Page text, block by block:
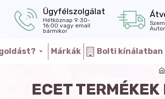
Ügyfélszolgálat
Hétköznap 9:30-
16:00 vagy email
bármikor
Márkák Bolti kínálatban
ECET